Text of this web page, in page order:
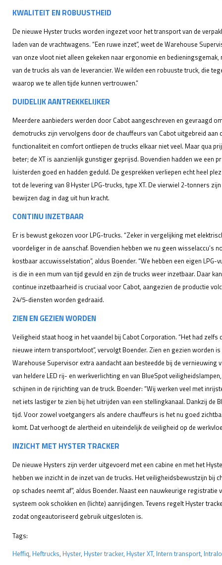
KWALITEIT EN ROBUUSTHEID
De nieuwe Hyster trucks worden ingezet voor het transport van de
laden van de vrachtwagens. “Een ruwe inzet”, weet de Warehouse
van onze vloot niet alleen gekeken naar ergonomie en
van de trucks als van de leverancier. We wilden een robuuste truck, die
waarop we te allen tijde kunnen vertrouwen.”
DUIDELIJK AANTREKKELIJKER
Meerdere aanbieders werden door Cabot aangeschreven en gevraagd
demotrucks zijn vervolgens door de chauffeurs van Cabot uitgebreid aan
functionaliteit en comfort ontliepen de trucks elkaar niet veel. Maar qua
beter; de XT is aanzienlijk gunstiger geprijsd. Bovendien hadden we een
luisterden goed en hadden geduld. De gesprekken verliepen echt heel
tot de levering van 8 Hyster LPG-trucks, type XT. De vierwiel 2-tonners
bewijzen dag in dag uit hun kracht.
CONTINU INZETBAAR
Er is bewust gekozen voor LPG-trucks. “Zeker in vergelijking met
voordeliger in de aanschaf. Bovendien hebben we nu geen wisselaccu’s
kostbaar accuwisselstation”, aldus Boender. “We hebben een eigen
is die in een mum van tijd gevuld en zijn de trucks weer inzetbaar. Daar
continue inzetbaarheid is cruciaal voor Cabot, aangezien de productie
24/5-diensten worden gedraaid.
ZIEN EN GEZIEN WORDEN
Veiligheid staat hoog in het vaandel bij Cabot Corporation. “Het had
nieuwe intern transportvloot”, vervolgt Boender. Zien en gezien worden
Warehouse Supervisor extra aandacht aan besteedde bij de vernieuwing
van heldere LED rij- en werkverlichting en van BlueSpot
schijnen in de rijrichting van de truck. Boender: “Wij werken veel met
net iets lastiger te zien bij het uitrijden van een stellingkanaal. Dankzij de
tijd. Voor zowel voetgangers als andere chauffeurs is het nu goed
komt. Dat verhoogt de alertheid en uiteindelijk de veiligheid op de
INZICHT MET HYSTER TRACKER
De nieuwe Hysters zijn verder uitgevoerd met een cabine en met het
hebben we inzicht in de inzet van de trucks. Het veiligheidsbewustzijn bij
op schades neemt af”, aldus Boender. Naast een nauwkeurige
systeem ook schokken en (lichte) aanrijdingen. Tevens regelt Hyster
zodat ongeautoriseerd gebruik uitgesloten is.
Tags:
Heffiq, Heftrucks, Hyster, Hyster tracker, Hyster XT, Intern transport,